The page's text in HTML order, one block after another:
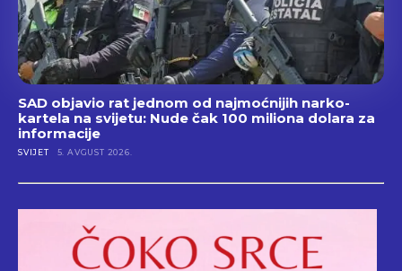
SAD objavio rat jednom od najmoćnijih narko-
kartela na svijetu: Nude čak 100 miliona dolara za
informacije
SVIJET 5. AVGUST 2026.